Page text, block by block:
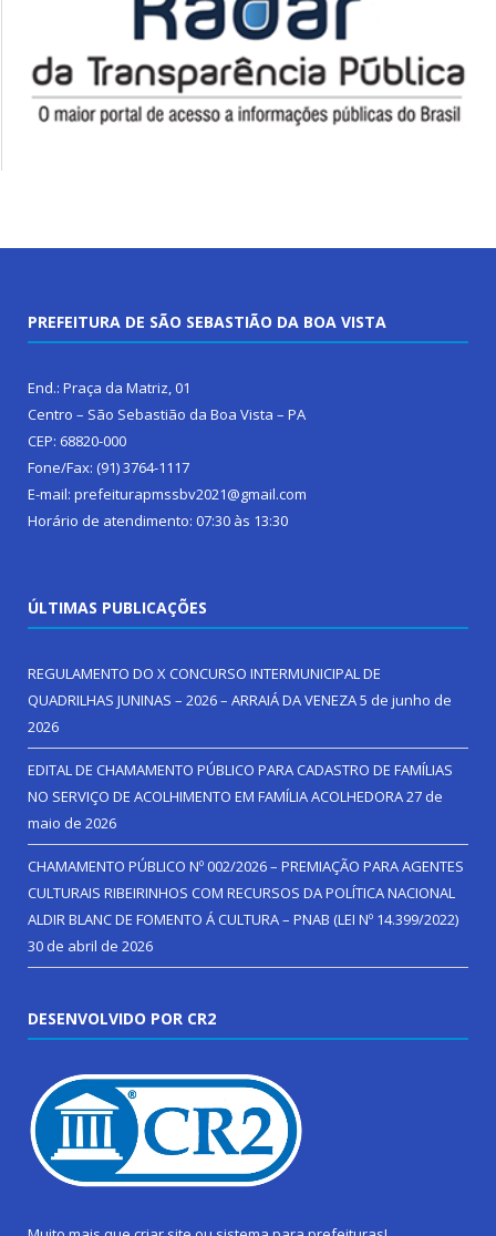
PREFEITURA DE SÃO SEBASTIÃO DA BOA VISTA
End.: Praça da Matriz, 01
Centro – São Sebastião da Boa Vista – PA
CEP: 68820-000
Fone/Fax: (91) 3764-1117
E-mail: prefeiturapmssbv2021@gmail.com
Horário de atendimento: 07:30 às 13:30
ÚLTIMAS PUBLICAÇÕES
REGULAMENTO DO X CONCURSO INTERMUNICIPAL DE
QUADRILHAS JUNINAS – 2026 – ARRAIÁ DA VENEZA5 de junho de
2026
EDITAL DE CHAMAMENTO PÚBLICO PARA CADASTRO DE FAMÍLIAS
NO SERVIÇO DE ACOLHIMENTO EM FAMÍLIA ACOLHEDORA27 de
maio de 2026
CHAMAMENTO PÚBLICO Nº 002/2026 – PREMIAÇÃO PARA AGENTES
CULTURAIS RIBEIRINHOS COM RECURSOS DA POLÍTICA NACIONAL
ALDIR BLANC DE FOMENTO Á CULTURA – PNAB (LEI Nº 14.399/2022)
30 de abril de 2026
DESENVOLVIDO POR CR2